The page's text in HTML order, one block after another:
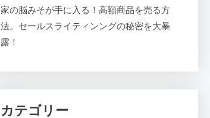
家の脳みそが手に入る！高額商品を売る方
法。セールスライティンングの秘密を大暴
露！
カテゴリー